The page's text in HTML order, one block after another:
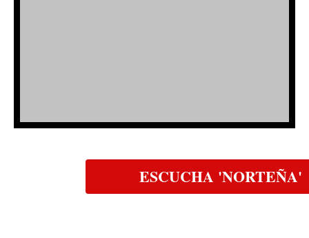
ESCUCHA 'NORTEÑA'